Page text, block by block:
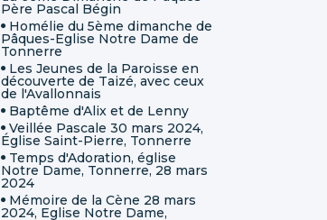
Père Pascal Bégin
Homélie du 5ème dimanche de
Pâques-Eglise Notre Dame de
Tonnerre
Les Jeunes de la Paroisse en
découverte de Taizé, avec ceux
de l'Avallonnais
Baptême d'Alix et de Lenny
Veillée Pascale 30 mars 2024,
Église Saint-Pierre, Tonnerre
Temps d'Adoration, église
Notre Dame, Tonnerre, 28 mars
2024
Mémoire de la Cène 28 mars
2024, Eglise Notre Dame,